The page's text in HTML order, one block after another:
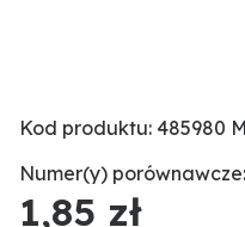
Kod produktu: 485980
Numer(y)
1,85 zł